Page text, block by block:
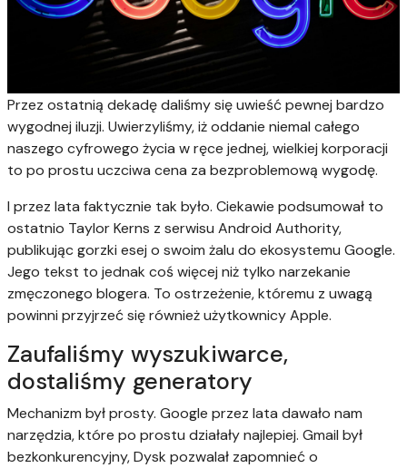
Przez ostatnią dekadę daliśmy się uwieść pewnej bardzo
wygodnej iluzji. Uwierzyliśmy, iż oddanie niemal całego
naszego cyfrowego życia w ręce jednej, wielkiej korporacji
to po prostu uczciwa cena za bezproblemową wygodę.
I przez lata faktycznie tak było. Ciekawie podsumował to
ostatnio Taylor Kerns z serwisu Android Authority,
publikując gorzki esej o swoim żalu do ekosystemu Google.
Jego tekst to jednak coś więcej niż tylko narzekanie
zmęczonego blogera. To ostrzeżenie, któremu z uwagą
powinni przyjrzeć się również użytkownicy Apple.
Zaufaliśmy wyszukiwarce,
dostaliśmy generatory
Mechanizm był prosty. Google przez lata dawało nam
narzędzia, które po prostu działały najlepiej. Gmail był
bezkonkurencyjny, Dysk pozwalał zapomnieć o